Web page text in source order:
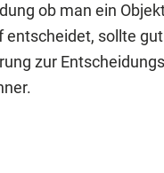
ob man ein
sollte
zur